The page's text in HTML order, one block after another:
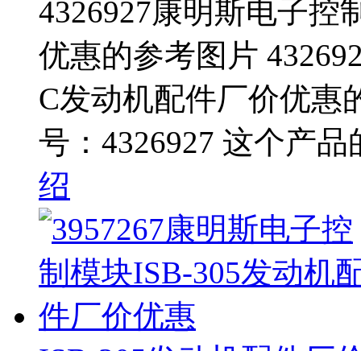
4326927康明斯电子控
优惠的参考图片
C发动机配件厂价优惠
号：4326927 这个产
绍